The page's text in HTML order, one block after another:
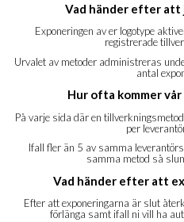
Vad händer efter att
Exponeringen av er logotype
registrerade
Urvalet av metoder administreras
antal
Hur ofta kommer
På varje sida där en
per
Ifall fler än 5 av samma
samma metod så
Vad händer efter att
Efter att exponeringarna är slut
förlänga samt ifall ni vill ha